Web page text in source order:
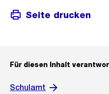
Seite drucken
Für diesen Inhalt
Schulamt